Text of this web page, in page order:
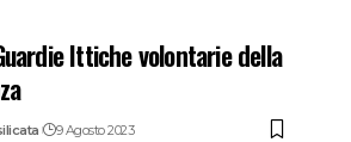
Ittiche volontarie della
9 Agosto 2023